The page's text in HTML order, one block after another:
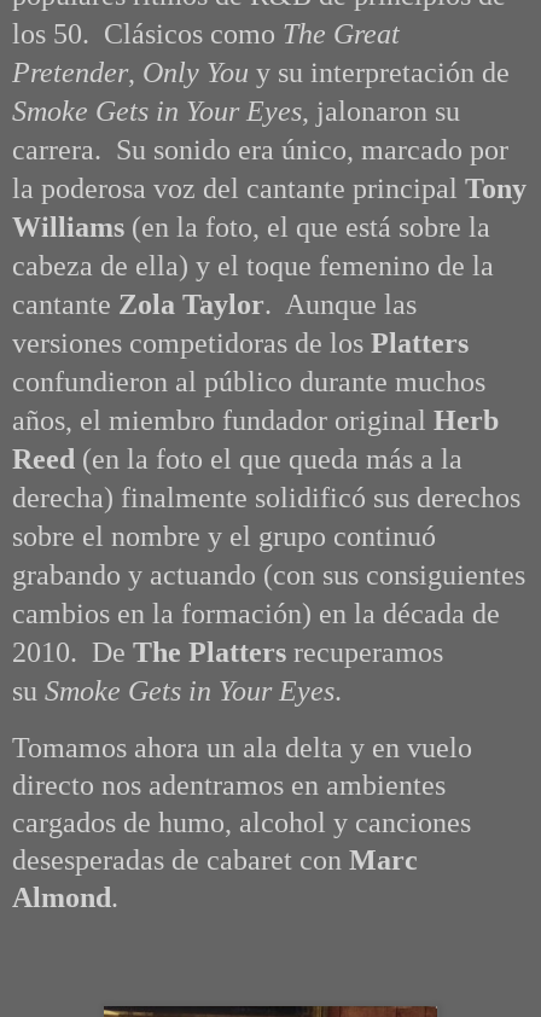
los 50. Clásicos como The Great
Pretender, Only You y su interpretación de
Smoke Gets in Your Eyes, jalonaron su
carrera. Su sonido era único, marcado por
la poderosa voz del cantante principal Tony
Williams (en la foto, el que está sobre la
cabeza de ella) y el toque femenino de la
cantante Zola Taylor. Aunque las
versiones competidoras de los Platters
confundieron al público durante muchos
años, el miembro fundador original Herb
Reed (en la foto el que queda más a la
derecha) finalmente solidificó sus derechos
sobre el nombre y el grupo continuó
grabando y actuando (con sus consiguientes
cambios en la formación) en la década de
2010. De The Platters recuperamos
su Smoke Gets in Your Eyes.
Tomamos ahora un ala delta y en vuelo
directo nos adentramos en ambientes
cargados de humo, alcohol y canciones
desesperadas de cabaret con Marc
Almond.